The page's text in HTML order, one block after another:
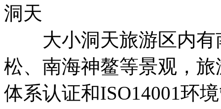
大小洞天旅游区内有
松、南海神鳌等景观，
体系认证和ISO14001环